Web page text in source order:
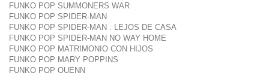
FUNKO POP SUMMONERS WAR
FUNKO POP SPIDER-MAN
FUNKO POP SPIDER-MAN : LEJOS DE CASA
FUNKO POP SPIDER-MAN NO WAY HOME
FUNKO POP MATRIMONIO CON HIJOS
FUNKO POP MARY POPPINS
FUNKO POP QUENN